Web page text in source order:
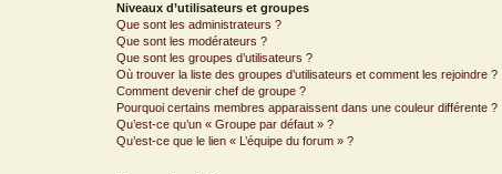
Niveaux d’utilisateurs et groupes
Que sont les administrateurs ?
Que sont les modérateurs ?
Que sont les groupes d’utilisateurs ?
Où trouver la liste des groupes d’utilisateurs et comment les rejoindre ?
Comment devenir chef de groupe ?
Pourquoi certains membres apparaissent dans une couleur différente ?
Qu’est-ce qu’un « Groupe par défaut » ?
Qu’est-ce que le lien « L’équipe du forum » ?